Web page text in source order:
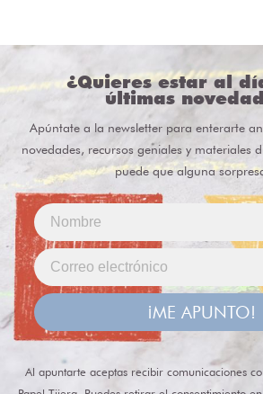
¿Quieres estar al
últimas
Apúntate a la newsletter para enterarte
novedades, recursos geniales y materiales
puede que alguna
¡ME APUNTO!
Al apuntarte aceptas recibir comunicaciones